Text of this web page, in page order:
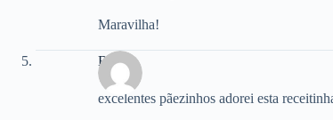
Maravilha!
Beth
excelentes pãezinhos adorei esta